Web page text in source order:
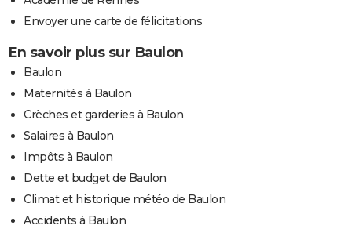
Envoyer une carte de félicitations
En savoir plus sur Baulon
Baulon
Maternités à Baulon
Crèches et garderies à Baulon
Salaires à Baulon
Impôts à Baulon
Dette et budget de Baulon
Climat et historique météo de Baulon
Accidents à Baulon